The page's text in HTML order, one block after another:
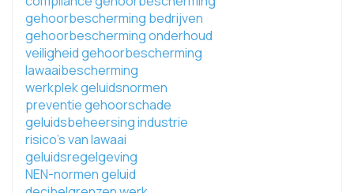
gehoorbescherming bedrijven
gehoorbescherming onderhoud
veiligheid gehoorbescherming
lawaaibescherming
werkplek geluidsnormen
preventie gehoorschade
geluidsbeheersing industrie
risico's van lawaai
geluidsregelgeving
NEN-normen geluid